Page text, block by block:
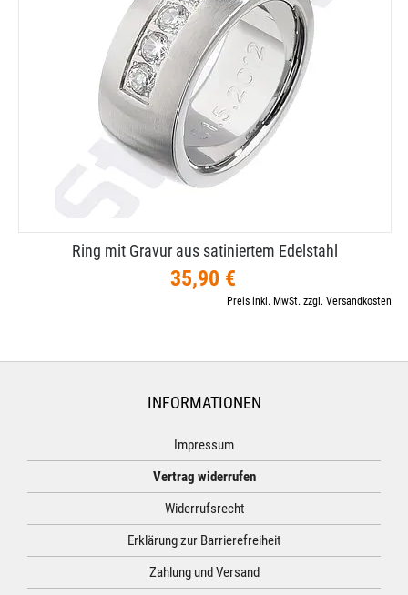
Ring mit Gravur aus satiniertem Edelstahl
35,90 €
Preis inkl. MwSt. zzgl. Versandkosten
INFORMATIONEN
Impressum
Vertrag widerrufen
Widerrufsrecht
Erklärung zur Barrierefreiheit
Zahlung und Versand